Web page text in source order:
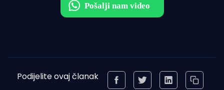
Podijelite ovaj članak